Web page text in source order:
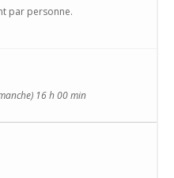
par personne.
16 h 00 min